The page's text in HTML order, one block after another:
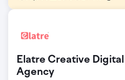
Grime Time đến với chúng tôi
từng được sử dụng cho một
cạnh tranh với hầu hết các
dựng liên kết.
Elatre Creative
Agency